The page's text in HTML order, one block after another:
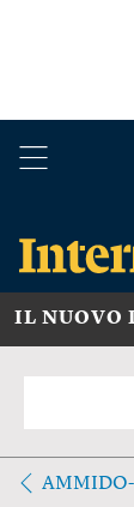
IL NUOVO
AMMIDO-